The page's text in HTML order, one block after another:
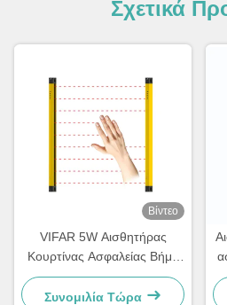
Σχετικά
Βίντεο
VIFAR 5W Αισθητήρας
Κουρτίνας Ασφαλείας Βήμα
10mm DC 10V Φωτεινή
Κουρτίνα Αισθητήρες
Συνομιλία Τώρα